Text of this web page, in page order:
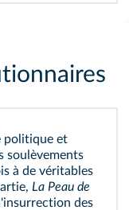
politique et
soulèvements
à de véritables
La Peau de
des